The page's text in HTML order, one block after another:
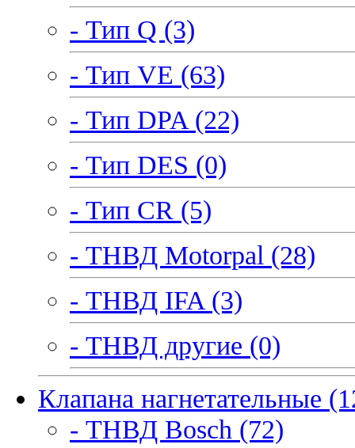
- Тип Q (3)
- Тип VE (63)
- Тип DPA (22)
- Тип DES (0)
- Тип CR (5)
- ТНВД Motorpal (28)
- ТНВД IFA (3)
- ТНВД другие (0)
Клапана нагнетательные
- ТНВД Bosch (72)